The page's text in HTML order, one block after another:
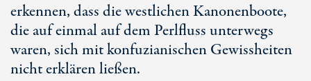
erkennen, dass die westlichen Kanonenboote,
die auf einmal auf dem Perlfluss unterwegs
waren, sich mit konfuzianischen Gewissheiten
nicht erklären ließen.